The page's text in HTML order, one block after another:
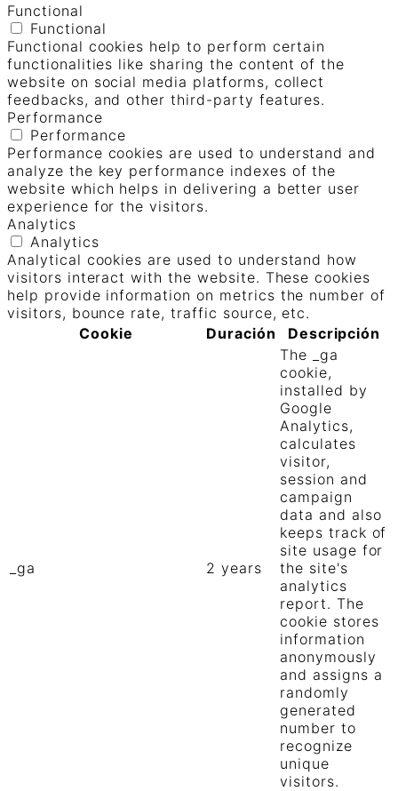
Functional
Functional
Functional cookies help to perform certain
functionalities like sharing the content of the
website on social media platforms, collect
feedbacks, and other third-party features.
Performance
Performance
Performance cookies are used to understand and
analyze the key performance indexes of the
website which helps in delivering a better user
experience for the visitors.
Analytics
Analytics
Analytical cookies are used to understand how
visitors interact with the website. These cookies
help provide information on metrics the number of
visitors, bounce rate, traffic source, etc.
Cookie
Duración Descripción
_ga 2 years
The _ga
cookie,
installed by
Google
Analytics,
calculates
visitor,
session and
campaign
data and also
keeps track of
site usage for
the site's
analytics
report. The
cookie stores
information
anonymously
and assigns a
randomly
generated
number to
recognize
unique
visitors.